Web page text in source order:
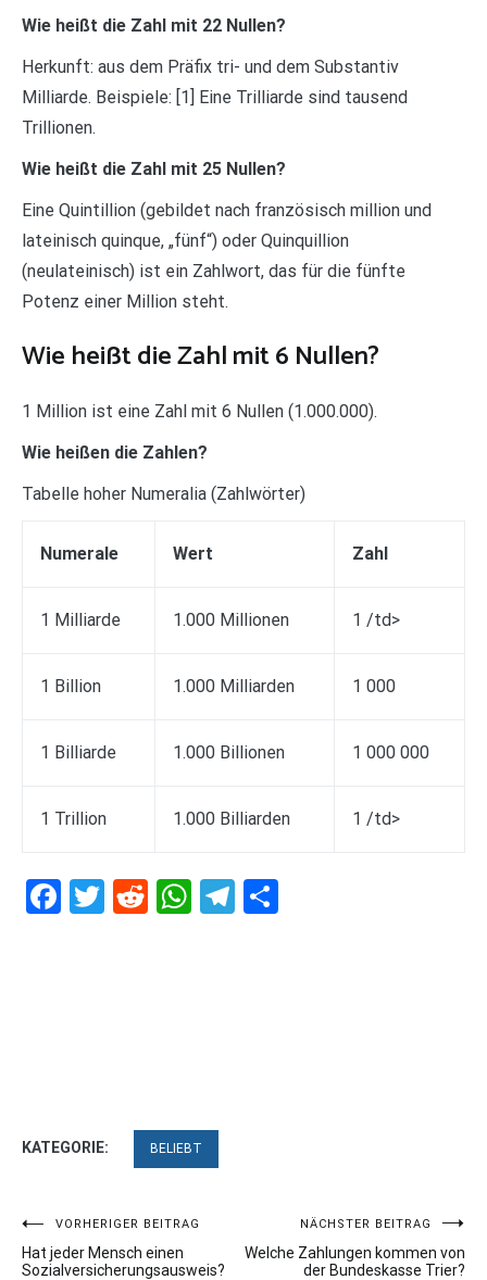
Wie heißt die Zahl mit 22 Nullen?
Herkunft: aus dem Präfix tri- und dem Substantiv
Milliarde. Beispiele: [1] Eine Trilliarde sind tausend
Trillionen.
Wie heißt die Zahl mit 25 Nullen?
Eine Quintillion (gebildet nach französisch million und
lateinisch quinque, „fünf“) oder Quinquillion
(neulateinisch) ist ein Zahlwort, das für die fünfte
Potenz einer Million steht.
Wie heißt die Zahl mit 6 Nullen?
1 Million ist eine Zahl mit 6 Nullen (1.000.000).
Wie heißen die Zahlen?
Tabelle hoher Numeralia (Zahlwörter)
Numerale Wert Zahl
1 Milliarde 1.000 Millionen 1 /td>
1 Billion 1.000 Milliarden 1 000
1 Billiarde 1.000 Billionen 1 000 000
1 Trillion 1.000 Billiarden 1 /td>
Facebook
Twitter
RedditWhatsApp
Telegram
KATEGORIE: BELIEBT
Beitragsnavigation
VORHERIGER BEITRAG
Hat jeder Mensch einen
Sozialversicherungsausweis?
NÄCHSTER BEITRAG
Welche Zahlungen kommen von
der Bundeskasse Trier?